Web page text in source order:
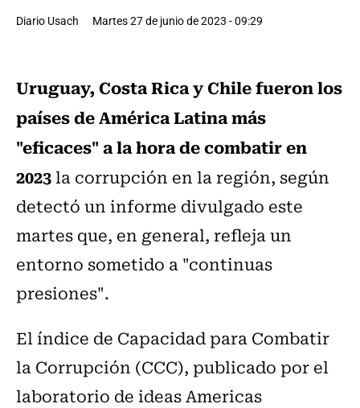
Diario Usach Martes 27 de junio de 2023 - 09:29
Uruguay, Costa Rica y Chile fueron los
países de América Latina más
"eficaces" a la hora de combatir en
2023la corrupción en la región, según
detectó un informe divulgado este
martes que, en general, refleja un
entorno sometido a "continuas
presiones".
El índice de Capacidad para Combatir
la Corrupción (CCC), publicado por el
laboratorio de ideas Americas